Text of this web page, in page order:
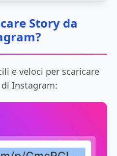
Story da
e veloci per scaricare
Instagram: